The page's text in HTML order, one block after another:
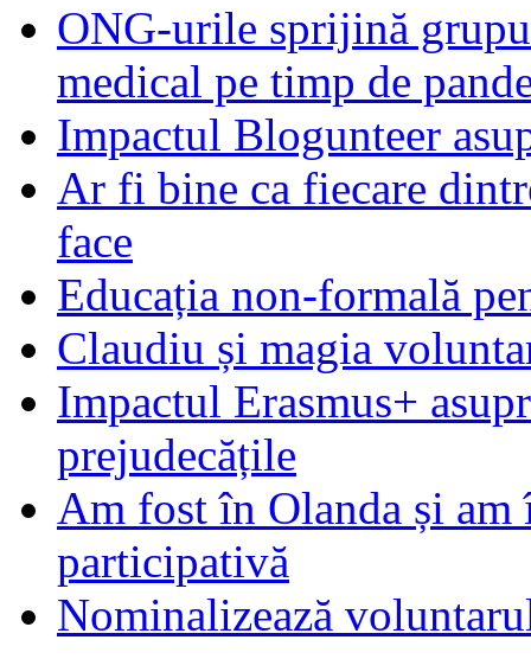
ONG-urile sprijină
medical pe timp de
Impactul Blogunteer
Ar fi bine ca fiecare
face
Educația non-formală
Claudiu și magia
Impactul Erasmus+
prejudecățile
Am fost în Olanda și am
participativă
Nominalizează